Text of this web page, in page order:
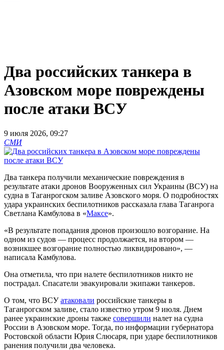
Два российских танкера в
Азовском море повреждены
после атаки ВСУ
9 июля 2026, 09:27
СМИ
Два танкера получили механические повреждения в
результате атаки дронов Вооруженных сил Украины (ВСУ) на
судна в Таганрогском заливе Азовского моря. О подробностях
удара украинских беспилотников рассказала глава Таганрога
Светлана Камбулова в «Максе».
«В результате попадания дронов произошло возгорание. На
одном из судов — процесс продолжается, на втором —
возникшее возгорание полностью ликвидировано», —
написала Камбулова.
Она отметила, что при налете беспилотников никто не
пострадал. Спасатели эвакуировали экипажи танкеров.
О том, что ВСУатаковали российские танкеры в
Таганрогском заливе, стало известно утром 9 июля. Днем
ранее украинские дроны также совершили налет на судна
России в Азовском море. Тогда, по информации губернатора
Ростовской области Юрия Слюсаря, при ударе беспилотников
ранения получили два человека.